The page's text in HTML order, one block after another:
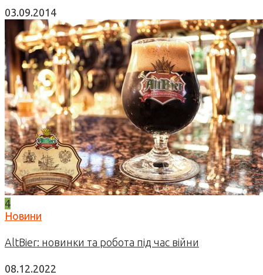
03.09.2014
4
Новини
AltBier: новинки та робота під час війни
08.12.2022